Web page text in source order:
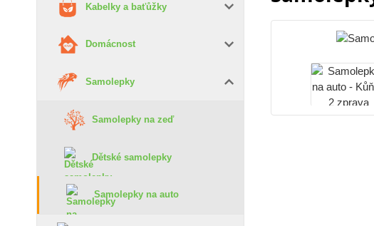
Kabelky a baťůžky
Domácnost
Samolepky
Samolepky na zeď
Dětské samolepky
Samolepky na auto